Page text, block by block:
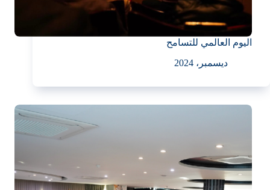
اليوم العالمي للتسامح
ديسمبر، 2024